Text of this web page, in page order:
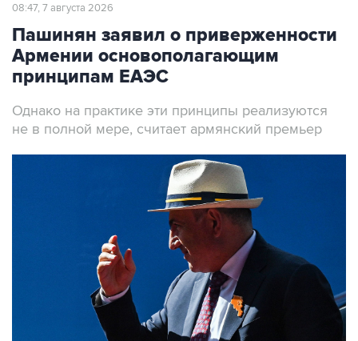
08:47, 7 августа 2026
Пашинян заявил о приверженности
Армении основополагающим
принципам ЕАЭС
Однако на практике эти принципы реализуются
не в полной мере, считает армянский премьер